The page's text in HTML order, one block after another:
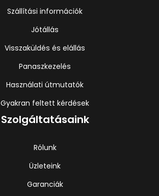
Szállítási információk
Jótállás
Visszaküldés és elállás
Panaszkezelés
Használati útmutatók
Gyakran feltett kérdések
Szolgáltatásaink
Rólunk
Üzleteink
Garanciák